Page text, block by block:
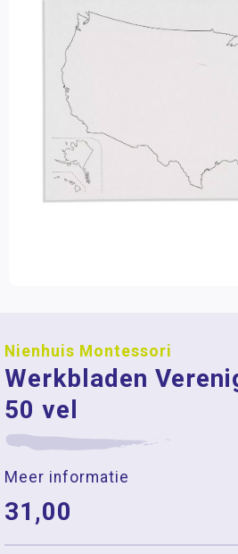
Nienhuis Montessori
Werkbladen
50 vel
Meer informatie
31,00